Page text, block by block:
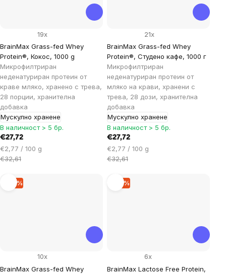
BrainMax Grass-fed Whey
Protein®, Кокос, 1000 g
Микрофилтриран
неденатуриран протеин от
краве мляко, хранено с трева,
28 порции, хранителна
добавка
Мускулно хранене
19x
В наличност > 5 бр.
€27,72
Цена
за
€2,77 / 100 g
€32,61
BrainMax Grass-fed Whey
Protein®, Студено кафе, 1000 г
Микрофилтриран
неденатуриран протеин от
мляко на крави, хранени с
трева, 28 дози, хранителна
добавка
Мускулно хранене
21x
В наличност > 5 бр.
€27,72
Цена
за
€2,77 / 100 g
€32,61
–15 %
BrainMax Grass-fed Whey
10x
–15 %
BrainMax Lactose Free Protein,
6x